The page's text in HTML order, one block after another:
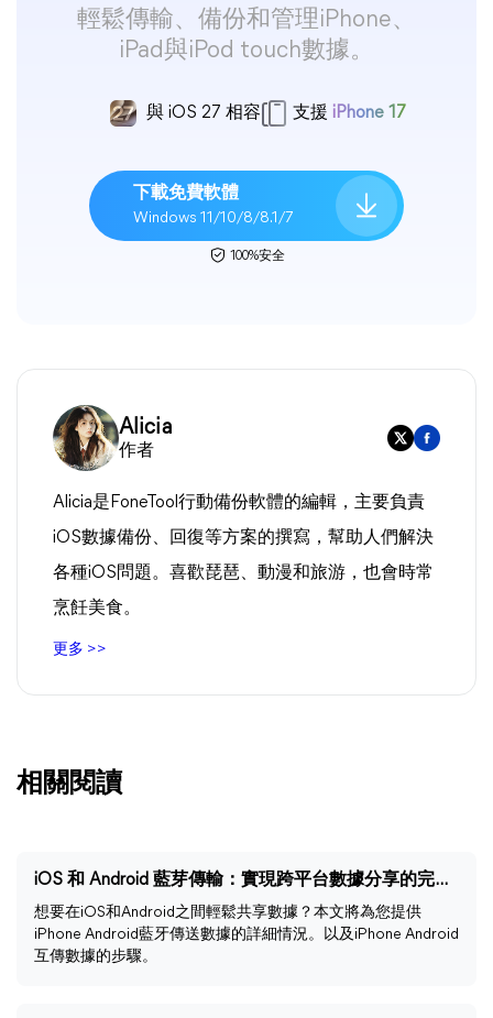
輕鬆傳輸、備份和管理iPhone、
iPad與iPod touch數據。
與 iOS 27 相容 支援 iPhone 17
下載免費軟體
Windows 11/10/8/8.1/7
100%安全
Alicia
作者
Alicia是FoneTool行動備份軟體的編輯，主要負責
iOS數據備份、回復等方案的撰寫，幫助人們解決
各種iOS問題。喜歡琵琶、動漫和旅游，也會時常
烹飪美食。
更多 >>
相關閱讀
iOS 和 Android 藍芽傳輸：實現跨平台數據分享的完整指南
想要在iOS和Android之間輕鬆共享數據？本文將為您提供
iPhone Android藍牙傳送數據的詳細情況。以及iPhone Android
互傳數據的步驟。